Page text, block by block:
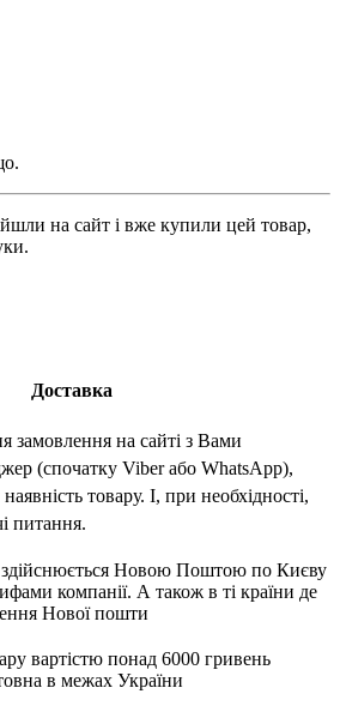
на сайт і вже купили цей товар,
Доставка
замовлення на сайті з Вами
(спочатку Viber або WhatsApp),
товару. І, при необхідності,
питання.
здійснюється Новою Поштою по Києву
компанії. А також в ті країни де
Нової пошти
вартістю понад 6000 гривень
в межах України